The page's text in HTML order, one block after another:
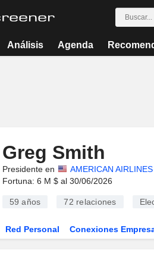
Análisis Agenda
Greg Smith
Presidente en AMERICAN
Fortuna: 6 M $ al 30/06/2026
59 años 72 relaciones
Red Personal Conexiones